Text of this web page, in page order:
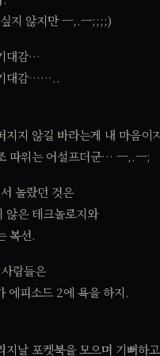
지 않지만 ㅡ,.ㅡ;;;;)
대감…
대감……..
지 않길 바라는게 내 마음이
따위는 어설프더군… ㅡ,.ㅡ;
놀랐던 것은
않은 테크놀로지와
복선.
람들은
에피소드 2에 욕을 하지.
날 포켓북을 모으며 기뻐하고